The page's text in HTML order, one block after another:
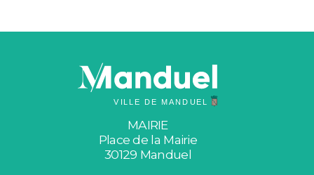
MAIRIE
Place de la Mairie
30129 Manduel